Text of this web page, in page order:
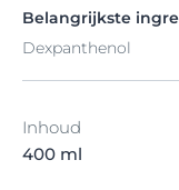
Belangrijkste
Dexpanthenol
Inhoud
400 ml